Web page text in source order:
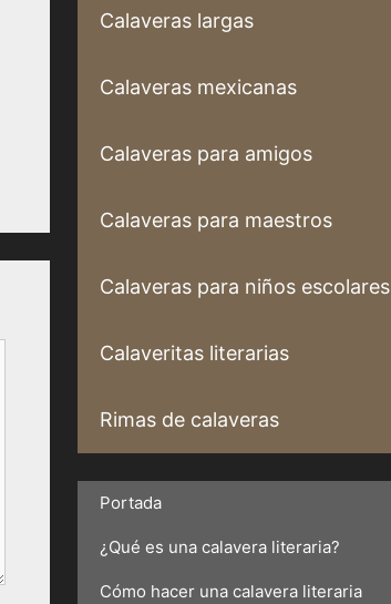
Calaveras largas
Calaveras mexicanas
Calaveras para amigos
Calaveras para maestros
Calaveras para niños escolares
Calaveritas literarias
Rimas de calaveras
Portada
¿Qué es una calavera literaria?
Cómo hacer una calavera literaria